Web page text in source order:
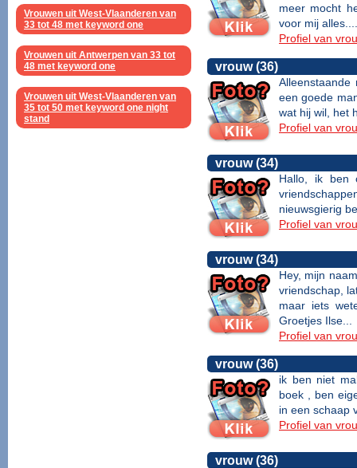
Vrouwen uit West-Vlaanderen van
33 tot 48 met keyword one
Vrouwen uit Antwerpen van 33 tot
48 met keyword one
Vrouwen uit West-Vlaanderen van
35 tot 50 met keyword one night
stand
meer mocht
voor mij alles....
Profiel van
vrouw (36)
een goede
wat hij wil, het
Profiel van
vrouw (34)
Hallo, ik ben
nieuwsgierig
Profiel van
vrouw (34)
Hey, mijn
vriendschap,
maar iets
Groetjes Ilse...
Profiel van
vrouw (36)
ik ben niet
boek , ben
in een schaap
Profiel van
vrouw (36)